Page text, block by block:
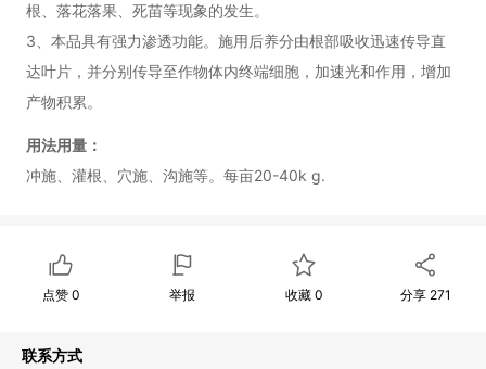
根、落花落果、死苗等现象的发生。
3、本品具有强力渗透功能。施用后养分由根部吸收迅速传导直
达叶片，并分别传导至作物体内终端细胞，加速光和作用，增加
产物积累。
用法用量：
冲施、灌根、穴施、沟施等。每亩20-40k g.
点赞 0 举报 收藏 0 分享 271
联系方式